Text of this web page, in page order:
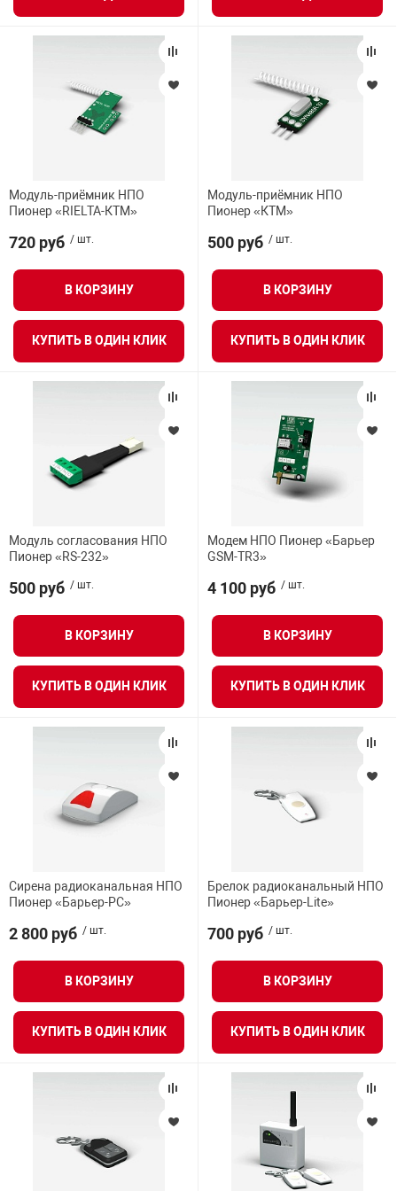
техника
информации
техника
средства охраны
ключи
сигнализации
безопасность
Модуль-приёмник НПО
Пионер «RIELTA-КТМ»
720 руб / шт.
В КОРЗИНУ
КУПИТЬ В ОДИН КЛИК
Модуль-приёмник НПО
Пионер «КТМ»
500 руб / шт.
В КОРЗИНУ
КУПИТЬ В ОДИН КЛИК
Модуль согласования НПО
Пионер «RS-232»
500 руб / шт.
В КОРЗИНУ
КУПИТЬ В ОДИН КЛИК
Модем НПО Пионер «Барьер
GSM-TR3»
4 100 руб / шт.
В КОРЗИНУ
КУПИТЬ В ОДИН КЛИК
Сирена радиоканальная НПО
Пионер «Барьер-PC»
2 800 руб / шт.
В КОРЗИНУ
КУПИТЬ В ОДИН КЛИК
Брелок радиоканальный НПО
Пионер «Барьер-Lite»
700 руб / шт.
В КОРЗИНУ
КУПИТЬ В ОДИН КЛИК